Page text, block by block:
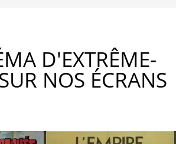
D'EXTRÊME-
NOS ÉCRANS